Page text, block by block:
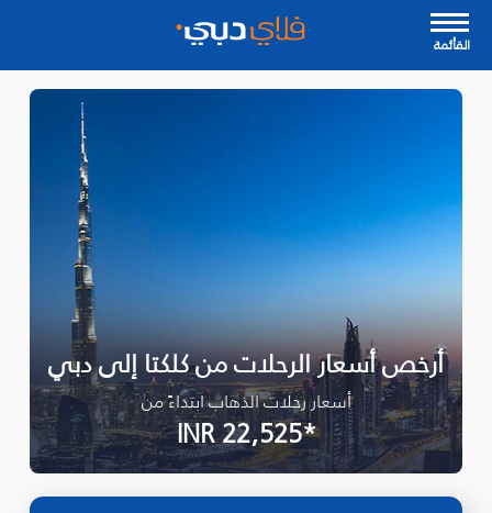
القأئمة
أرخص أسعار الرحلات من كلكتا إلى دبي
أسعار رحلات الذهاب ابتداءً من
*INR 22,525